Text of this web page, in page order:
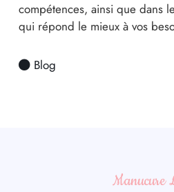
compétences, ainsi que dans
qui répond le mieux à vos
Blog
Manucure